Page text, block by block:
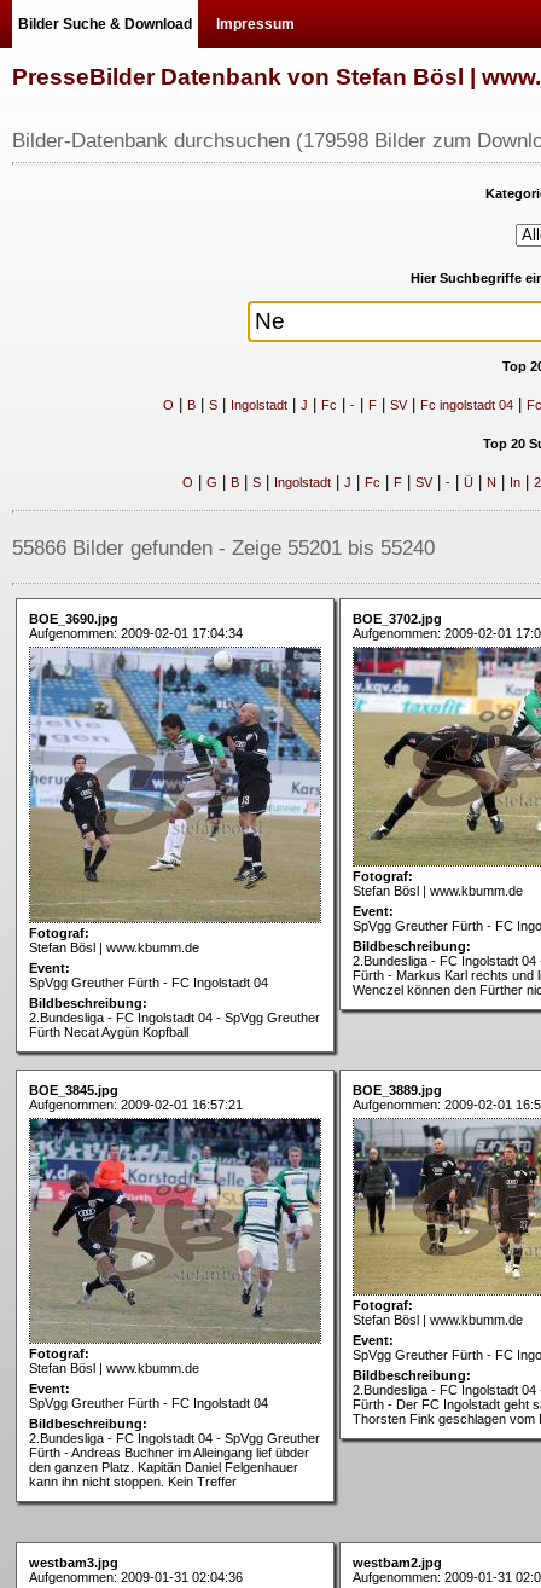
Bilder Suche & Download Impressum
PresseBilder Datenbank von Stefan Bösl |
Bilder-Datenbank durchsuchen (179598 Bilder zum
Hier Suchbegriffe
Top
O B| S| Ingolstadt| J Fc -| F| SV| Fc ingolstadt 04|
Top 20
O G B| S| Ingolstadt| J Fc F| SV| -| Ü| N In| 2
55866 Bilder gefunden - Zeige 55201 bis 55240
BOE_3690.jpg
Aufgenommen: 2009-02-01 17:04:34
Fotograf:
Stefan Bösl | www.kbumm.de
Event:
SpVgg Greuther Fürth - FC Ingolstadt 04
Bildbeschreibung:
2.Bundesliga - FC Ingolstadt 04 - SpVgg Greuther
Fürth Necat Aygün Kopfball
BOE_3702.jpg
Aufgenommen: 2009-02-01
Fotograf:
Stefan Bösl | www.kbumm.de
Event:
SpVgg Greuther Fürth - FC
Bildbeschreibung:
2.Bundesliga - FC Ingolstadt
Fürth - Markus Karl rechts und
Wenczel können den Fürther
BOE_3845.jpg
Aufgenommen: 2009-02-01 16:57:21
Fotograf:
Stefan Bösl | www.kbumm.de
Event:
SpVgg Greuther Fürth - FC Ingolstadt 04
Bildbeschreibung:
2.Bundesliga - FC Ingolstadt 04 - SpVgg Greuther
Fürth - Andreas Buchner im Alleingang lief übder
den ganzen Platz. Kapitän Daniel Felgenhauer
kann ihn nicht stoppen. Kein Treffer
BOE_3889.jpg
Aufgenommen: 2009-02-01
Fotograf:
Stefan Bösl | www.kbumm.de
Event:
SpVgg Greuther Fürth - FC
Bildbeschreibung:
2.Bundesliga - FC Ingolstadt
Fürth - Der FC Ingolstadt geht
Thorsten Fink geschlagen vom
westbam3.jpg
Aufgenommen: 2009-01-31 02:04:36
westbam2.jpg
Aufgenommen: 2009-01-31